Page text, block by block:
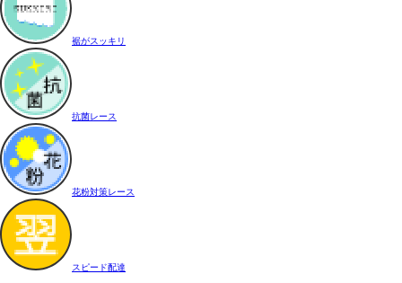
裾がスッキリ
抗菌レース
花粉対策レース
スピード配達